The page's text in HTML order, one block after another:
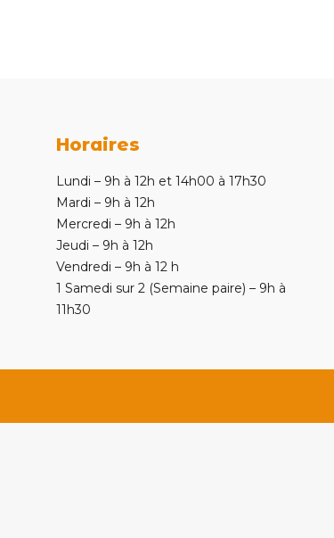
Horaires
Lundi – 9h à 12h et 14h00 à 17h30
Mardi – 9h à 12h
Mercredi – 9h à 12h
Jeudi – 9h à 12h
Vendredi – 9h à 12 h
1 Samedi sur 2 (Semaine paire) – 9h à
11h30